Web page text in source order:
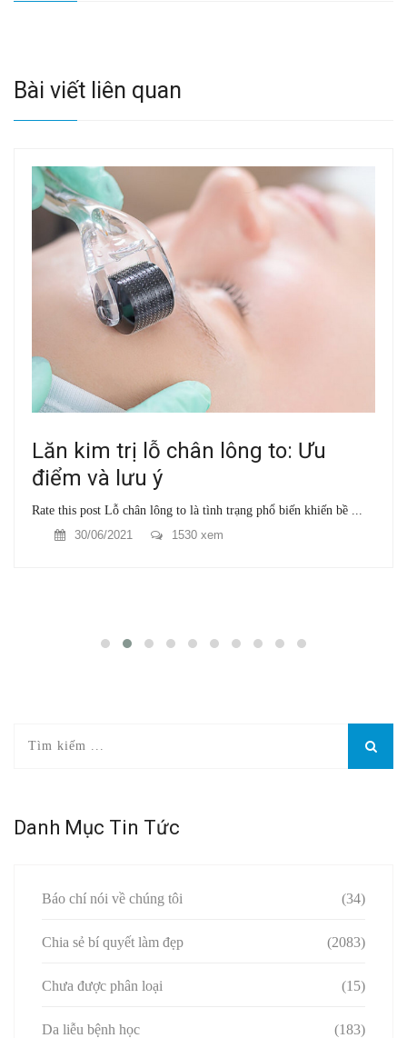
Bài viết liên quan
Lăn kim trị lỗ chân lông to: Ưu
điểm và lưu ý
Rate this post Lỗ chân lông to là tình trạng phổ biến khiến bề ...
30/06/2021
1530 xem
Danh Mục Tin Tức
Báo chí nói về chúng tôi (34)
Chia sẻ bí quyết làm đẹp (2083)
Chưa được phân loại (15)
Da liễu bệnh học (183)